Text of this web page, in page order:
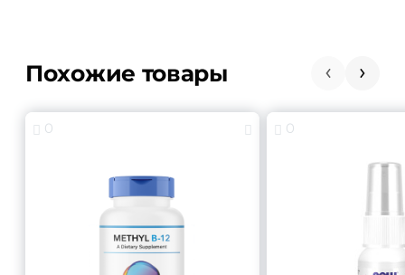
Похожие товары
0 0